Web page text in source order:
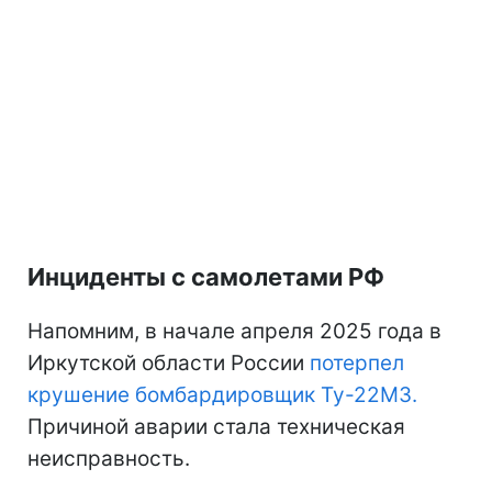
Инциденты с самолетами РФ
Напомним, в начале апреля 2025 года в
Иркутской области России потерпел
крушение бомбардировщик Ту-22М3.
Причиной аварии стала техническая
неисправность.